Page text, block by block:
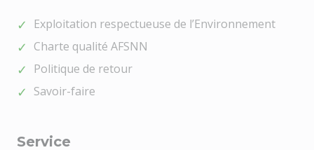
Exploitation respectueuse de l’Environnement
Charte qualité AFSNN
Politique de retour
Savoir-faire
Service
🤖 Bienvenue chez NOEL VERT